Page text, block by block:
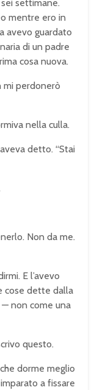
settimane.
mentre ero in
avevo guardato
di un padre
cosa nuova.
mi perdonerò
nella culla.
detto. “Stai
Non da me.
E l’avevo
cose dette dalla
non come una
questo.
dorme meglio
a fissare